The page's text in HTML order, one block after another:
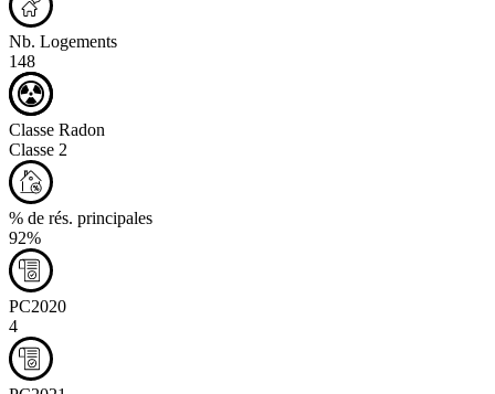
Nb. Logements
148
Classe Radon
Classe 2
% de rés. principales
92%
PC2020
4